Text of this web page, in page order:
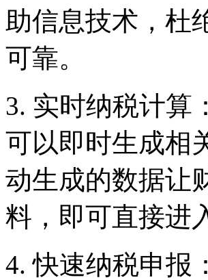
助信息技术，杜
可靠。
3. 实时纳税计算
可以即时生成相
动生成的数据让
料，即可直接进
4. 快速纳税申报